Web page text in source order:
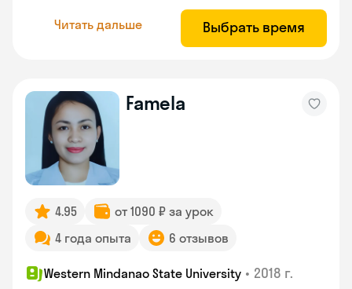
Читать дальше Выбрать время
Famela
4.95
от 1090 ₽ за урок
4 года опыта
6 отзывов
Western Mindanao State University • 2018 г.